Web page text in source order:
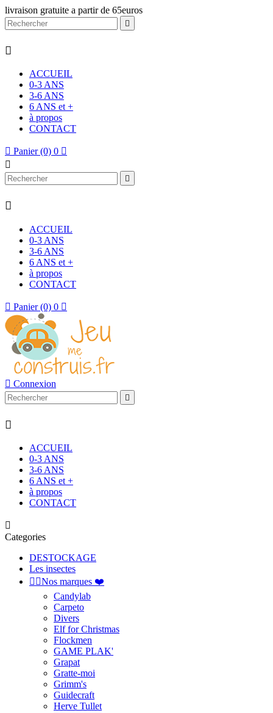
livraison gratuite a partir de 65euros


ACCUEIL
0-3 ANS
3-6 ANS
6 ANS et +
à propos
CONTACT
 Panier (0) 0 



ACCUEIL
0-3 ANS
3-6 ANS
6 ANS et +
à propos
CONTACT
 Panier (0) 0 
 Connexion


ACCUEIL
0-3 ANS
3-6 ANS
6 ANS et +
à propos
CONTACT

Categories
DESTOCKAGE
Les insectes
 Nos marques ❤️
Candylab
Carpeto
Divers
Elf for Christmas
Flockmen
GAME PLAK'
Grapat
Gratte-moi
Grimm's
Guidecraft
Herve Tullet